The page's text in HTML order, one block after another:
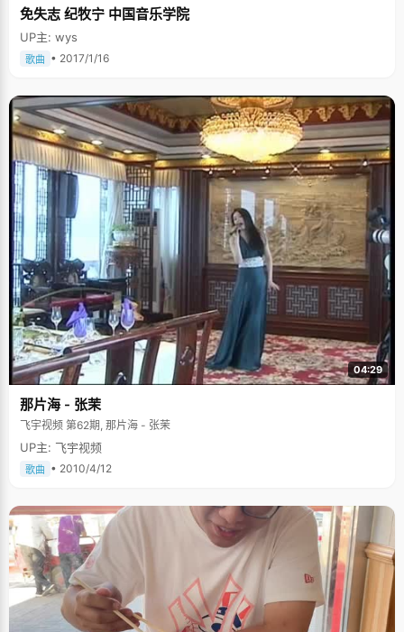
免失志 纪牧宁 中国音乐学院
UP主: wys
歌曲 • 2017/1/16
04:29
那片海 - 张茉
飞宇视频 第62期, 那片海 - 张茉
UP主: 飞宇视频
歌曲 • 2010/4/12